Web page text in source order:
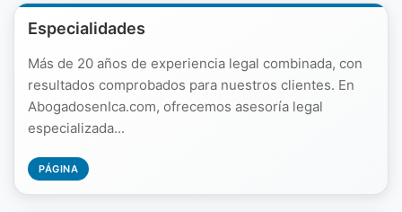
Especialidades
Más de 20 años de experiencia legal combinada, con
resultados comprobados para nuestros clientes. En
AbogadosenIca.com, ofrecemos asesoría legal
especializada...
PÁGINA